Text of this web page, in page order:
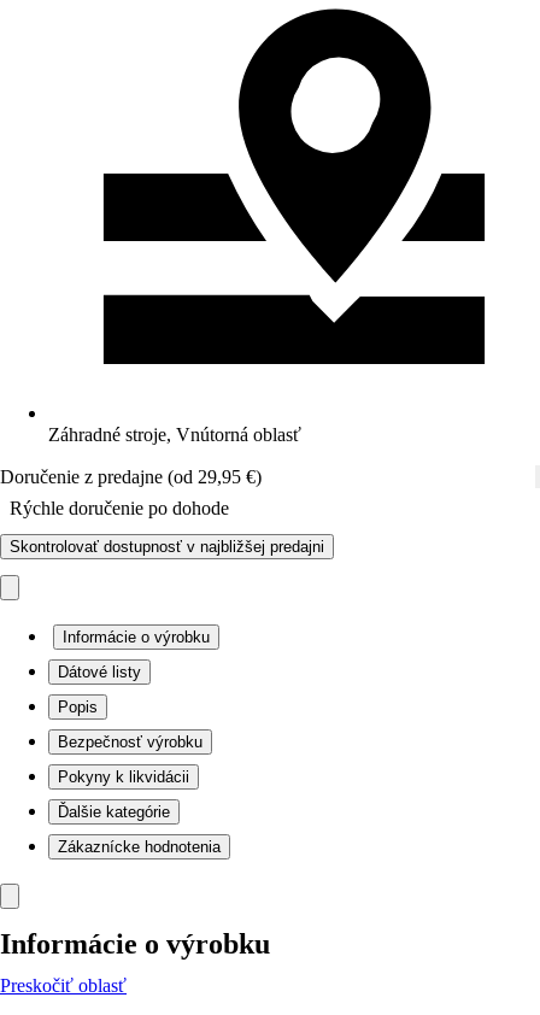
Záhradné stroje, Vnútorná oblasť
Doručenie z predajne (od 29,95 €)
Rýchle doručenie po dohode
Skontrolovať dostupnosť v najbližšej predajni
Informácie o výrobku
Dátové listy
Popis
Bezpečnosť výrobku
Pokyny k likvidácii
Ďalšie kategórie
Zákaznícke hodnotenia
Informácie o výrobku
Preskočiť oblasť